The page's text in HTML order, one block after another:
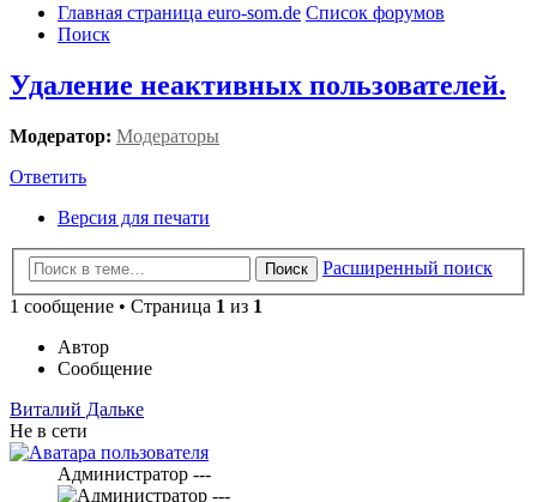
Главная страница euro-som.de Список форумов
Поиск
Удаление неактивных пользователей.
Модератор: Модераторы
Ответить
Версия для печати
Поиск
Расширенный поиск
1 сообщение • Страница 1 из 1
Автор
Сообщение
Виталий Дальке
Не в сети
Администратор ---